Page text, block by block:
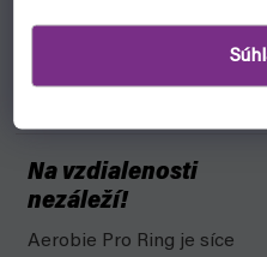
Na vzdialenosti
nezáleží!
Aerobie Pro Ring je síce